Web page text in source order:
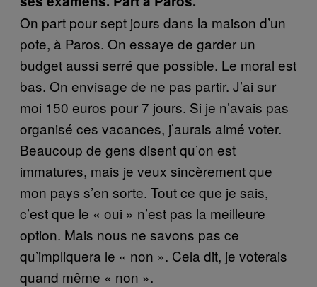
On part pour sept jours dans la maison d’un
pote, à Paros. On essaye de garder un
budget aussi serré que possible. Le moral est
bas. On envisage de ne pas partir. J’ai sur
moi 150 euros pour 7 jours. Si je n’avais pas
organisé ces vacances, j’aurais aimé voter.
Beaucoup de gens disent qu’on est
immatures, mais je veux sincèrement que
mon pays s’en sorte. Tout ce que je sais,
c’est que le « oui » n’est pas la meilleure
option. Mais nous ne savons pas ce
qu’impliquera le « non ». Cela dit, je voterais
quand même « non ».